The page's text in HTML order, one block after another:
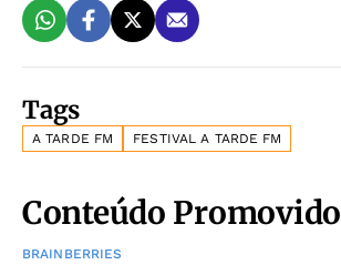
Tags
A TARDE FM FESTIVAL A TARDE FM